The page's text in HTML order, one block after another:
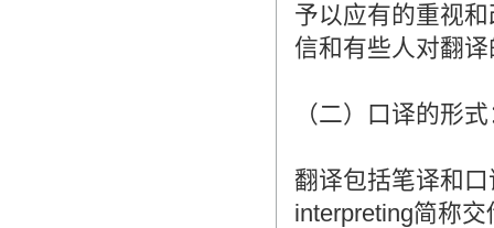
予以应有的重视
信和有些人对翻
（二）口译的形
翻译包括笔译和
interpreting简称